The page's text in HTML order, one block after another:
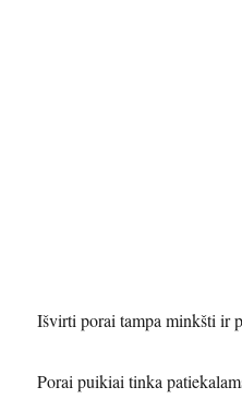
Išvirti porai tampa minkšti ir
Porai puikiai tinka